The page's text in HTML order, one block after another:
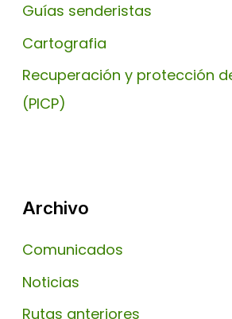
Guías senderistas
Cartografia
Recuperación y protección
(PICP)
Archivo
Comunicados
Noticias
Rutas anteriores